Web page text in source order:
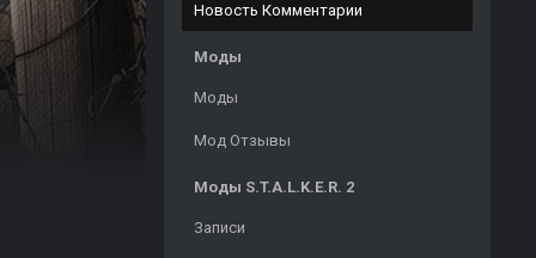
Новость Комментарии
Моды
Моды
Мод Отзывы
Моды S.T.A.L.K.E.R. 2
Записи